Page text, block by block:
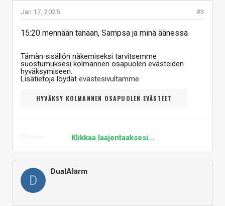
#3
Jan 17, 2025
15:20 mennään tänään, Sampsa ja minä äänessä
Tämän sisällön näkemiseksi tarvitsemme
suostumuksesi kolmannen osapuolen evästeiden
hyväksymiseen.
Lisätietoja löydät evästesivultamme.
HYVÄKSY KOLMANNEN OSAPUOLEN EVÄSTEET
Klikkaa laajentaaksesi...
D
DualAlarm